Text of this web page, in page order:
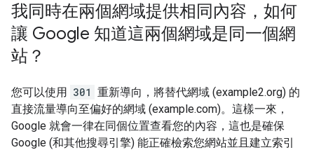
我同時在兩個網域提供相同內容，如何
讓 Google 知道這兩個網域是同一個網
站？
您可以使用 301 重新導向，將替代網域 (example2.org) 的
直接流量導向至偏好的網域 (example.com)。這樣一來，
Google 就會一律在同個位置查看您的內容，這也是確保
Google (和其他搜尋引擎) 能正確檢索您網站並且建立索引